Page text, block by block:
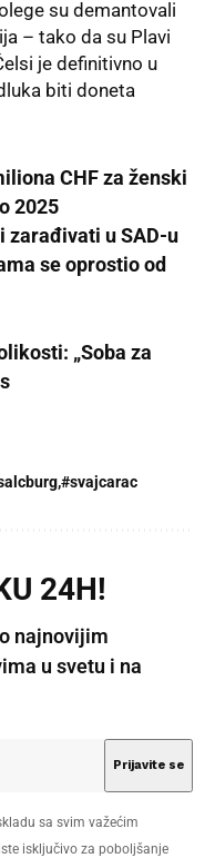
su demantovali
– tako da su Plavi
je definitivno u
biti doneta
CHF za ženski
2025
zarađivati u SAD-u
se oprostio od
„Soba za
#svajcarac
24H!
najnovijim
u svetu i na
sa svim važećim
isključivo za poboljšanje